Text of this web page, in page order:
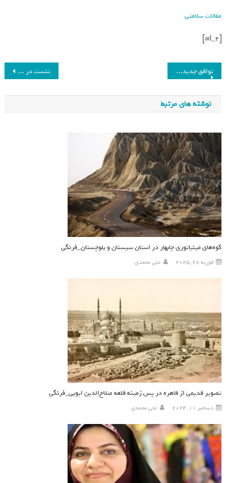
مقالات سلامتی
تنست در معامله‌ای 4.3 میلیارد دلاری سهامدار اصلی بخشی از یوبیسافت شد_فرنگی توافق جدید سوریه و لبنان با میانجی گری عربستان سعودی_فرنگی
نوشته های مرتبط
کوه‌های مینیاتوری چابهار در استان سیستان و بلوچستان_فرنگی
فوریه 28, 2025 علی محمدی
تصویر قدیمی از قاهره در پس زمینه‌ قلعه‌ صلاح‌الدین ایوبی_فرنگی
دسامبر 11, 2024 علی محمدی